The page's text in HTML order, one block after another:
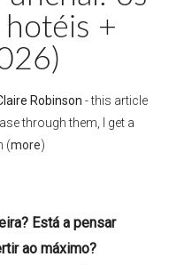
+
Robinson - this article
through them, I get a
(more)
Está a pensar
ao máximo?